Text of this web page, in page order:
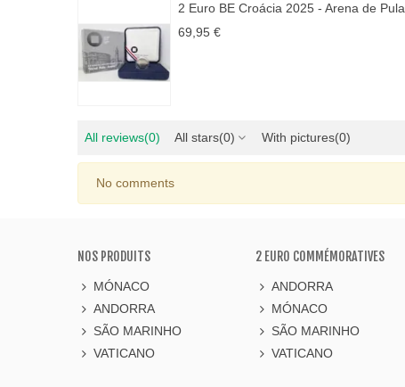
2 Euro BE Croácia 2025 - Arena de Pula
69,95 €
All reviews(0) All stars(0) With pictures(0)
No comments
NOS PRODUITS
MÓNACO
ANDORRA
SÃO MARINHO
VATICANO
2 EURO COMMÉMORATIVES
ANDORRA
MÓNACO
SÃO MARINHO
VATICANO